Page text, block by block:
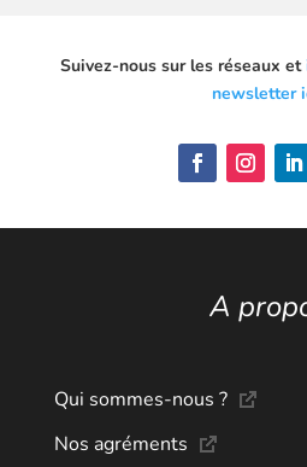
Suivez-nous sur les réseaux et
newsletter
A
Qui sommes-nous ?
Nos agréments